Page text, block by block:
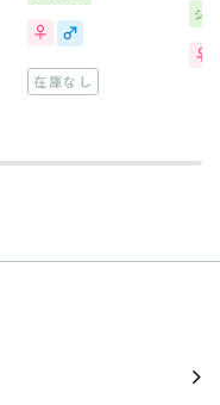
在庫なし
シ